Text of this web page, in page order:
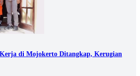
di Mojokerto Ditangkap, Kerugian